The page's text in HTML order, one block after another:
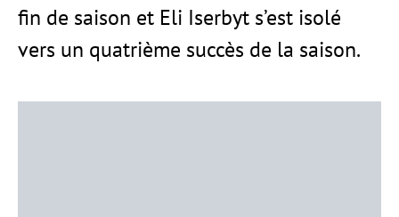
fin de saison et Eli Iserbyt s’est isolé
vers un quatrième succès de la saison.